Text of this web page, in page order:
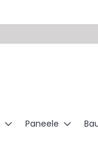
Paneele